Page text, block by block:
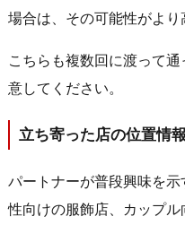
場合は、その可能性がより
こちらも複数回に渡って
意してください。
立ち寄った店の位置情報
パートナーが普段興味を
性向けの服飾店、カップ